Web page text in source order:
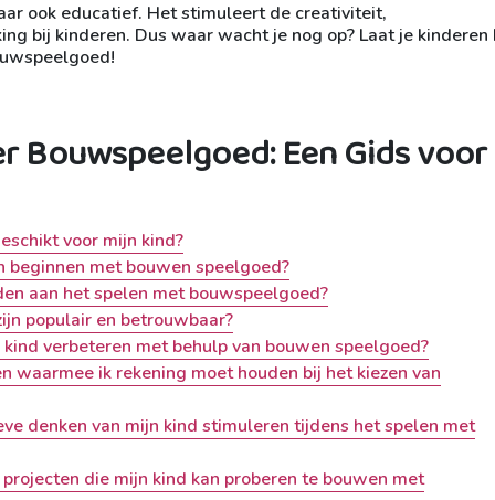
ook educatief. Het stimuleert de creativiteit,
bij kinderen. Dus waar wacht je nog op? Laat je kinderen
Bouwspeelgoed: Een Gids voor
voor mijn kind?
met bouwen speelgoed?
aan het spelen met bouwspeelgoed?
populair en betrouwbaar?
verbeteren met behulp van bouwen speelgoed?
waarmee ik rekening moet houden bij het kiezen van
denken van mijn kind stimuleren tijdens het spelen met
die mijn kind kan proberen te bouwen met